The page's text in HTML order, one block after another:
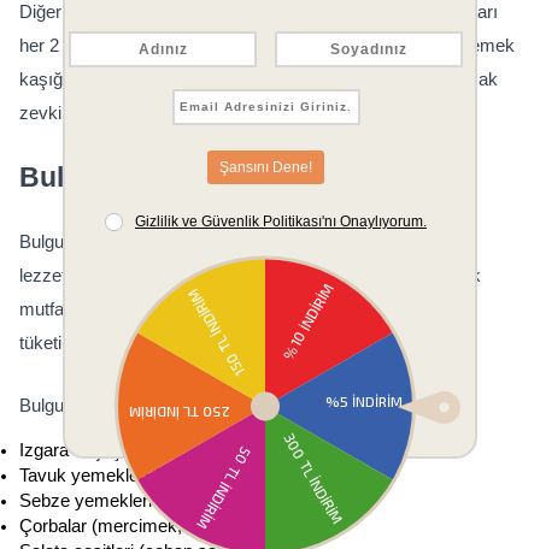
Diğer malzemeler de aynı oranda artırılmalıdır. Soğan miktarı
her 2 su bardağı bulgur için 1 adet, tereyağı miktarı da 1 yemek
kaşığı olarak hesaplanır. Tuz ve baharat miktarları ise damak
zevkine göre ayarlanabilir.
Bulgur Pilavının Yanına Ne Yapılır?
Bulgur pilavının yanında servis edilecek yemekler, pilavın
lezzetini tamamlayıcı nitelikte seçilmelidir. Geleneksel Türk
mutfağında bulgur pilavı, genellikle et yemekleri ile birlikte
tüketilir ve protein-karbonhidrat dengesi sağlanır.
Bulgur pilavı ile uyumlu yemekler:
Izgara et çeşitleri (köfte, kebap, bonfile)
Tavuk yemekleri (fırında tavuk, tavuk şiş)
Sebze yemekleri (patlıcan musakka, bamya)
Çorbalar (mercimek, domates çorbası)